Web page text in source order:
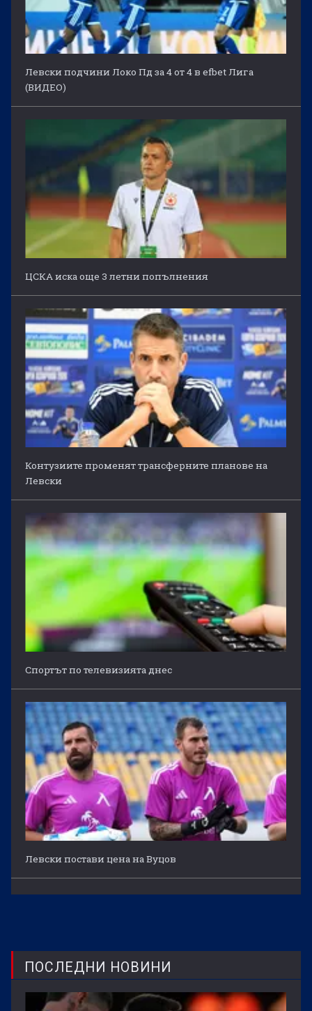
Левски подчини Локо Пд за 4 от 4 в efbet Лига
(ВИДЕО)
ЦСКА иска още 3 летни попълнения
Контузиите променят трансферните планове на
Левски
Спортът по телевизията днес
Левски постави цена на Вуцов
ПОСЛЕДНИ НОВИНИ